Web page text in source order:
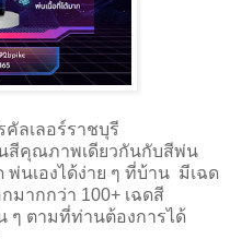
คัลเลอร์ราชบุรี
คุณภาพเดียวกันกับสีพ่น
นเองได้ง่าย ๆ ที่บ้าน มีเฉด
มากกว่า 100+ เฉดสี
ๆ ตามที่ท่านต้องการได้